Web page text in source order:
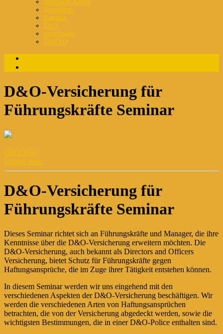
Highlight Archiv
Newsletter
Kontakt
FAQ
Impressum
DSGVO
D&O-Versicherung für
Führungskräfte Seminar
Get it now
Inquire now
D&O-Versicherung für
Führungskräfte Seminar
Dieses Seminar richtet sich an Führungskräfte und Manager, die ihre
Kenntnisse über die D&O-Versicherung erweitern möchten. Die
D&O-Versicherung, auch bekannt als Directors and Officers
Versicherung, bietet Schutz für Führungskräfte gegen
Haftungsansprüche, die im Zuge ihrer Tätigkeit entstehen können.
In diesem Seminar werden wir uns eingehend mit den
verschiedenen Aspekten der D&O-Versicherung beschäftigen. Wir
werden die verschiedenen Arten von Haftungsansprüchen
betrachten, die von der Versicherung abgedeckt werden, sowie die
wichtigsten Bestimmungen, die in einer D&O-Police enthalten sind.